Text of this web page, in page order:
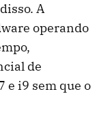
A
operando
de
e i9 sem que o